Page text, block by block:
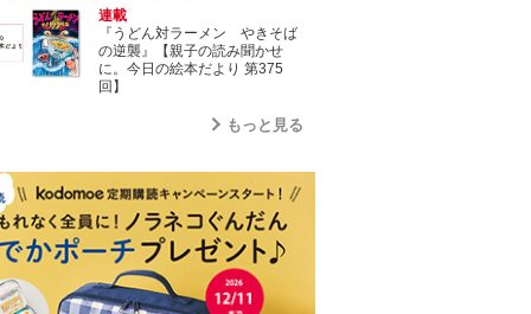
連載
『うどん対ラーメン やきそば
の逆襲』【親子の読み聞かせ
に。今日の絵本だより 第375
回】
もっと見る